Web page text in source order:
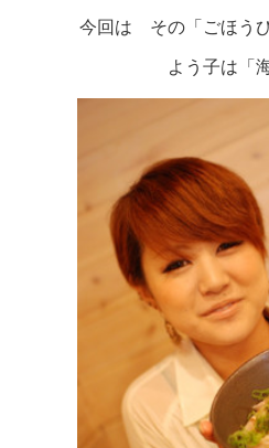
今回は その「ごほう
よう子は「